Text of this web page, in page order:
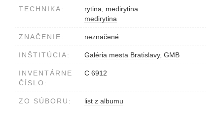
TECHNIKA:
rytina, medirytina
medirytina
ZNAČENIE: neznačené
INŠTITÚCIA: Galéria mesta Bratislavy, GMB
INVENTÁRNE
ČÍSLO:
C 6912
ZO SÚBORU: list z albumu